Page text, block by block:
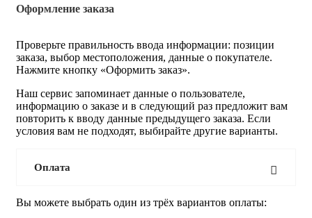
Оформление заказа
Проверьте правильность ввода информации: позиции
заказа, выбор местоположения, данные о покупателе.
Нажмите кнопку «Оформить заказ».
Наш сервис запоминает данные о пользователе,
информацию о заказе и в следующий раз предложит вам
повторить к вводу данные предыдущего заказа. Если
условия вам не подходят, выбирайте другие варианты.
Оплата
Вы можете выбрать один из трёх вариантов оплаты: